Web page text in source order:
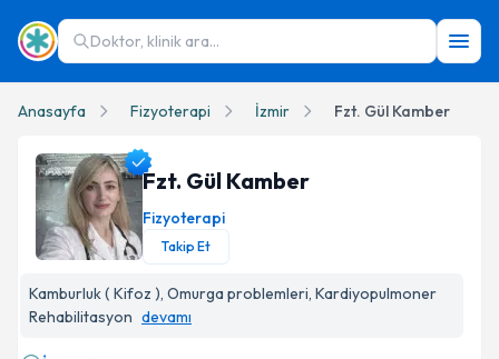
Doktor, klinik ara...
Anasayfa Fizyoterapi İzmir Fzt. Gül Kamber
Fzt. Gül Kamber
Fizyoterapi
Takip Et
Kamburluk ( Kifoz ), Omurga problemleri, Kardiyopulmoner
Rehabilitasyon devamı